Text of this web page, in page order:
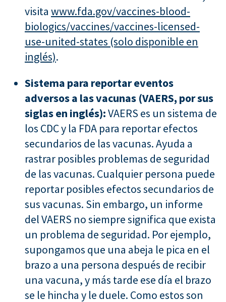
visita www.fda.gov/vaccines-blood-
biologics/vaccines/vaccines-licensed-
use-united-states (solo disponible en
inglés).
Sistema para reportar eventos
adversos a las vacunas (VAERS, por sus
siglas en inglés):VAERS es un sistema de
los CDC y la FDA para reportar efectos
secundarios de las vacunas. Ayuda a
rastrar posibles problemas de seguridad
de las vacunas. Cualquier persona puede
reportar posibles efectos secundarios de
sus vacunas. Sin embargo, un informe
del VAERS no siempre significa que exista
un problema de seguridad. Por ejemplo,
supongamos que una abeja le pica en el
brazo a una persona después de recibir
una vacuna, y más tarde ese día el brazo
se le hincha y le duele. Como estos son